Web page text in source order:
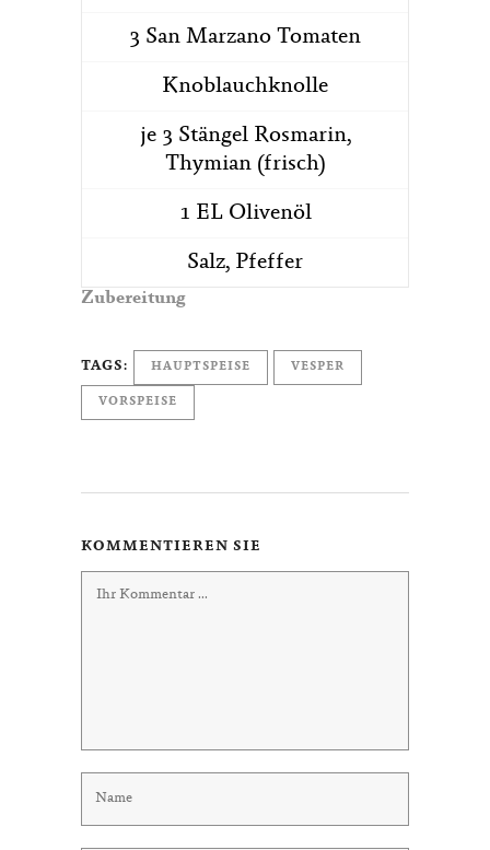
3 San Marzano Tomaten
Knoblauchknolle
je 3 Stängel Rosmarin,
Thymian (frisch)
1 EL Olivenöl
Salz, Pfeffer
Zubereitung
TAGS: HAUPTSPEISE VESPER
VORSPEISE
KOMMENTIEREN SIE